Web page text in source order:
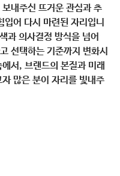
보내주신 뜨거운 관심과 추
입어 다시 마련된 자리입니
과 의사결정 방식을 넘어
선택하는 기준까지 변화시
서, 브랜드의 본질과 미래
많은 분이 자리를 빛내주